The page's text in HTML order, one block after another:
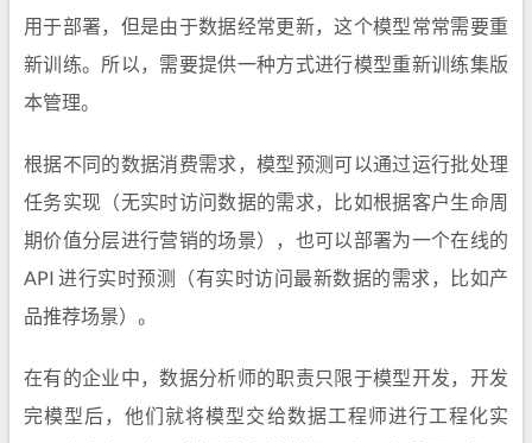
用于部署，但是由于数据经常更新，这个模型常常需要重
新训练。所以，需要提供一种方式进行模型重新训练集版
本管理。
根据不同的数据消费需求，模型预测可以通过运行批处理
任务实现（无实时访问数据的需求，比如根据客户生命周
期价值分层进行营销的场景），也可以部署为一个在线的
API 进行实时预测（有实时访问最新数据的需求，比如产
品推荐场景）。
在有的企业中，数据分析师的职责只限于模型开发，开发
完模型后，他们就将模型交给数据工程师进行工程化实